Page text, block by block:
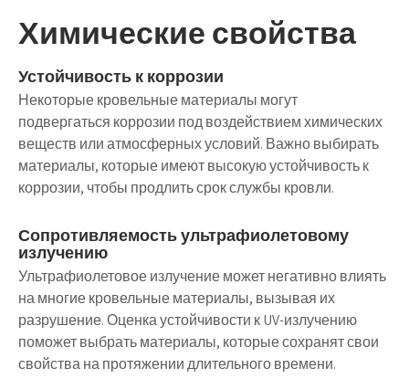
Химические свойства
Устойчивость к коррозии
Некоторые кровельные материалы могут
подвергаться коррозии под воздействием химических
веществ или атмосферных условий. Важно выбирать
материалы, которые имеют высокую устойчивость к
коррозии, чтобы продлить срок службы кровли.
Сопротивляемость ультрафиолетовому
излучению
Ультрафиолетовое излучение может негативно влиять
на многие кровельные материалы, вызывая их
разрушение. Оценка устойчивости к UV-излучению
поможет выбрать материалы, которые сохранят свои
свойства на протяжении длительного времени.